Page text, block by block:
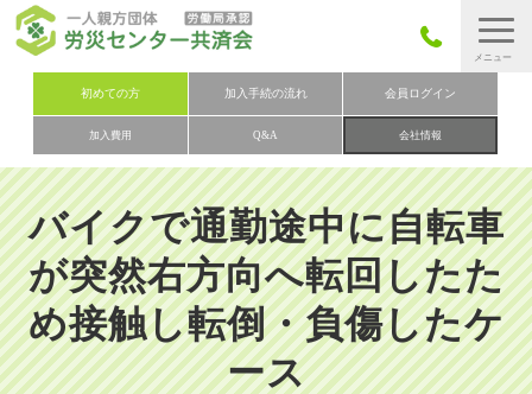
初めての方 加入手続の流れ 会員ログイン
加入費用 Q&A 会社情報
労災保険とは
労災保険の取りまとめ
労災保険加入手続きの流れ
加入費用
加入申込み
会社概要
お問い合わせ
バイクで通勤途中に自転車
が突然右方向へ転回したた
め接触し転倒・負傷したケ
ース